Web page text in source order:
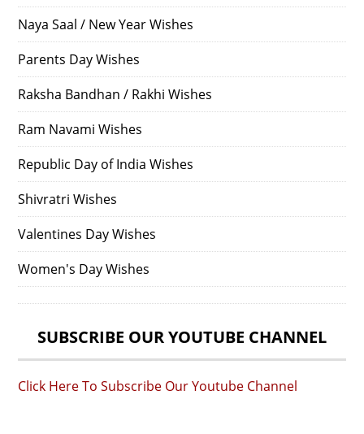
Naya Saal / New Year Wishes
Parents Day Wishes
Raksha Bandhan / Rakhi Wishes
Ram Navami Wishes
Republic Day of India Wishes
Shivratri Wishes
Valentines Day Wishes
Women's Day Wishes
SUBSCRIBE OUR YOUTUBE CHANNEL
Click Here To Subscribe Our Youtube Channel